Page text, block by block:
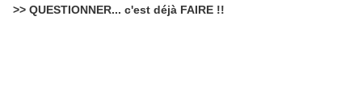
>> QUESTIONNER... c'est déjà FAIRE !!